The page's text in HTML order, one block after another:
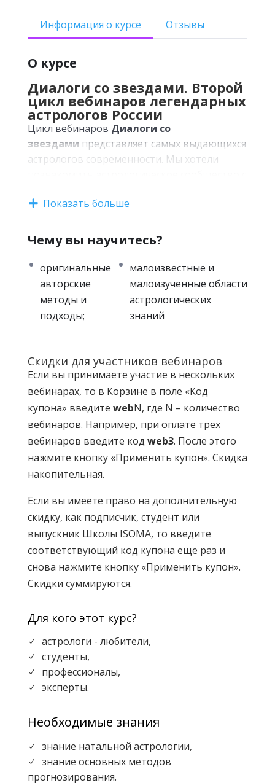
Информация о курсе Отзывы
О курсе
Диалоги со звездами. Второй
цикл вебинаров легендарных
астрологов России
Цикл вебинаров Диалоги со
звездами представляет самых выдающихся
астрологов современности. Мы хотели
вещает с голубых экранов, а тратили свое
и разработке собственных методов и
подходов.
Большинство выступающих астрологов
занимается астрологией более 30 лет. Они
авторы многочисленных публикаций,
оригинальных методик, различных курсов
школ Москвы и Санкт-Петербурга.
В первом цикле вебинаров "Диалогов"
выступилиАлексей Голоушкин, Семира,
Владимир Поляков,Сергей Курапов,Борис
Израитель
Во втором цикле повторно выступят со
своими вебинарами
Владимир Горбацевич ,Павел Криворучко.
В этом цикле впервые выступятКарен
Мхитарян, Мариана Шканчикова,Александр
Громов,Михаил Левин .
Вебинары охватывают множество как
традиционных так и достаточно редких
руническая астрология, астрология
беременности, астрология ребенка, а также
представят оригинальные авторские
подходы и методы в профориентации,
натальной и элективной астрологии.
Записи вебинары будут доступны в течение
Показать больше
Чему вы научитесь?
оригинальные
авторские
методы и
подходы;
малоизвестные и
малоизученные области
астрологических
знаний
Скидки для участников вебинаров
Если вы принимаете участие в нескольких
вебинарах, то в Корзине в поле «Код
купона» введите webN, где N – количество
вебинаров. Например, при оплате трех
вебинаров введите код web3. После этого
нажмите кнопку «Применить купон». Скидка
накопительная.
Если вы имеете право на дополнительную
скидку, как подписчик, студент или
выпускник Школы ISOMA, то введите
соответствующий код купона еще раз и
снова нажмите кнопку «Применить купон».
Скидки суммируются.
Для кого этот курс?
N астрологи - любители,
N студенты,
N профессионалы,
N эксперты.
Необходимые знания
N знание натальной астрологии,
N
знание основных методов
прогнозирования.